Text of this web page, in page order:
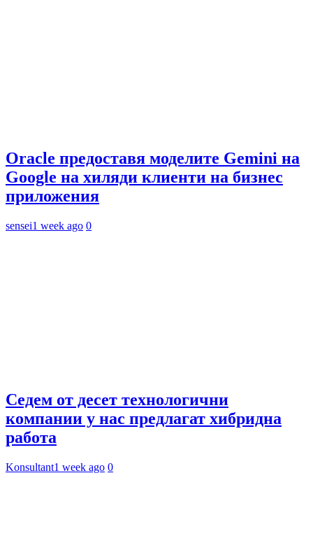
Oracle предоставя моделите Gemini на
Google на хиляди клиенти на бизнес
приложения
sensei1 week ago 0
Седем от десет технологични
компании у нас предлагат хибридна
работа
Konsultant1 week ago 0